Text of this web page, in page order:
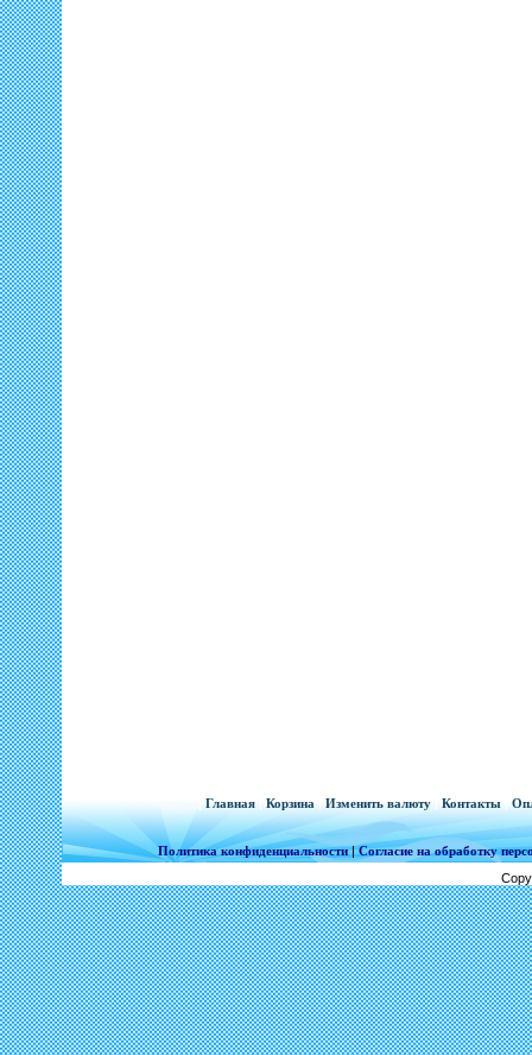
Главная| Корзина Изменить валюту Контакты
Политика конфиденциальности|Согласие на обработку